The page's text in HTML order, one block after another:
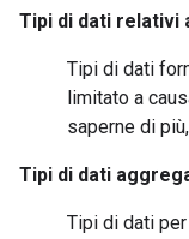
Tipi di dati relativi
Tipi di dati
limitato a
saperne di
Tipi di dati
Tipi di dati